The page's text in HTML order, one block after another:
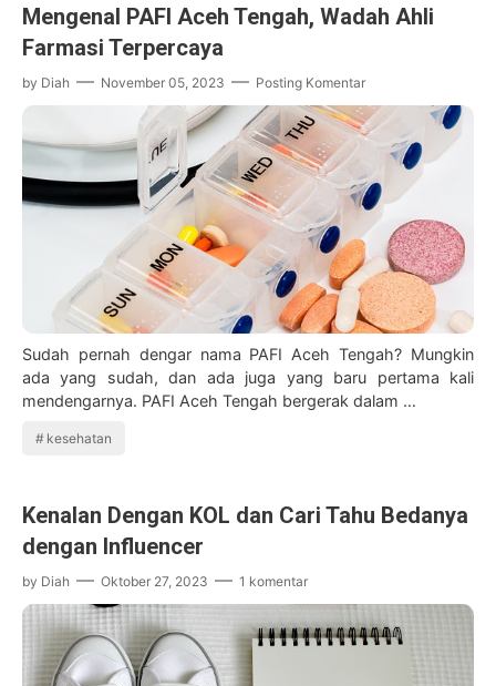
Mengenal PAFI Aceh Tengah, Wadah Ahli
Farmasi Terpercaya
by Diah November 05, 2023 Posting Komentar
Sudah pernah dengar nama PAFI Aceh Tengah? Mungkin
ada yang sudah, dan ada juga yang baru pertama kali
mendengarnya. PAFI Aceh Tengah bergerak dalam …
kesehatan
Kenalan Dengan KOL dan Cari Tahu Bedanya
dengan Influencer
by Diah Oktober 27, 2023 1 komentar